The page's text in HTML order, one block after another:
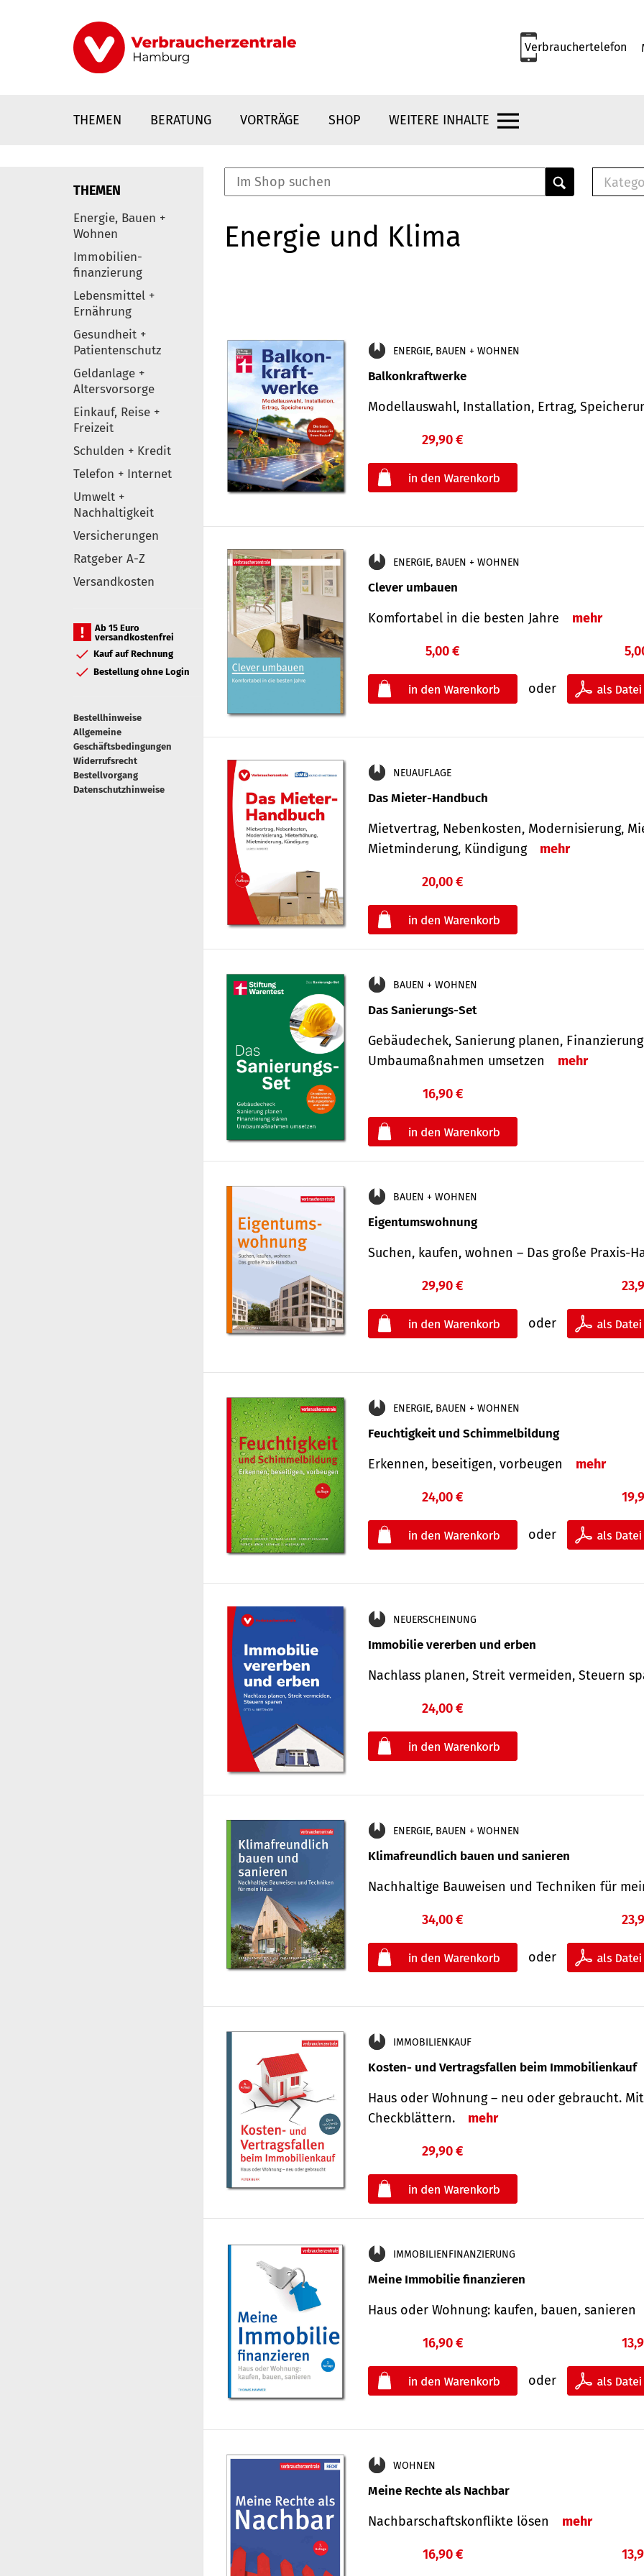
Verbrauchertelefon
THEMEN BERATUNG VORTRÄGE SHOP WEITERE INHALTE
Elemente
THEMEN
Energie, Bauen +
Wohnen
Immobilien-
finanzierung
Lebensmittel +
Ernährung
Gesundheit +
Patientenschutz
Geldanlage +
Altersvorsorge
Einkauf, Reise +
Freizeit
Schulden + Kredit
Telefon + Internet
Umwelt +
Nachhaltigkeit
Versicherungen
Ratgeber A-Z
Versandkosten
Ab 15 Euro
versandkostenfrei
Kauf auf Rechnung
Bestellung ohne Login
Bestellhinweise
Allgemeine
Geschäftsbedingungen
Widerrufsrecht
Bestellvorgang
Datenschutzhinweise
Energie und Klima
ENERGIE, BAUEN + WOHNEN
Balkonkraftwerke
Modellauswahl, Installation, Ertrag,
29,90 €
ENERGIE, BAUEN + WOHNEN
Clever umbauen
Komfortabel in die besten Jahre mehr
5,00 €
oder
NEUAUFLAGE
Das Mieter-Handbuch
Mietvertrag, Nebenkosten, Modernisierung,
Mietminderung, Kündigung
mehr
20,00 €
BAUEN + WOHNEN
Das Sanierungs-Set
Gebäudechek, Sanierung planen,
Umbaumaßnahmen umsetzen
mehr
16,90 €
BAUEN + WOHNEN
Eigentumswohnung
Suchen, kaufen, wohnen – Das große Praxis-
29,90 €
oder
ENERGIE, BAUEN + WOHNEN
Feuchtigkeit und Schimmelbildung
Erkennen, beseitigen, vorbeugen mehr
24,00 €
oder
NEUERSCHEINUNG
Immobilie vererben und erben
Nachlass planen, Streit vermeiden, Steuern
24,00 €
ENERGIE, BAUEN + WOHNEN
Klimafreundlich bauen und sanieren
Nachhaltige Bauweisen und Techniken für
34,00 €
oder
IMMOBILIENKAUF
Kosten- und Vertragsfallen beim Immobilienkauf
Haus oder Wohnung – neu oder gebraucht.
Check­blättern.
mehr
29,90 €
IMMOBILIENFINANZIERUNG
Meine Immobilie finanzieren
Haus oder Wohnung: kaufen, bauen, sanieren
16,90 €
oder
WOHNEN
Meine Rechte als Nachbar
Nach­bar­schafts­konflikte lösen mehr
16,90 €